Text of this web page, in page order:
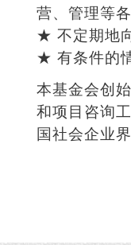
营、管理等
★ 不定期地
★ 有条件的
本基金会创
和项目咨询
国社会企业